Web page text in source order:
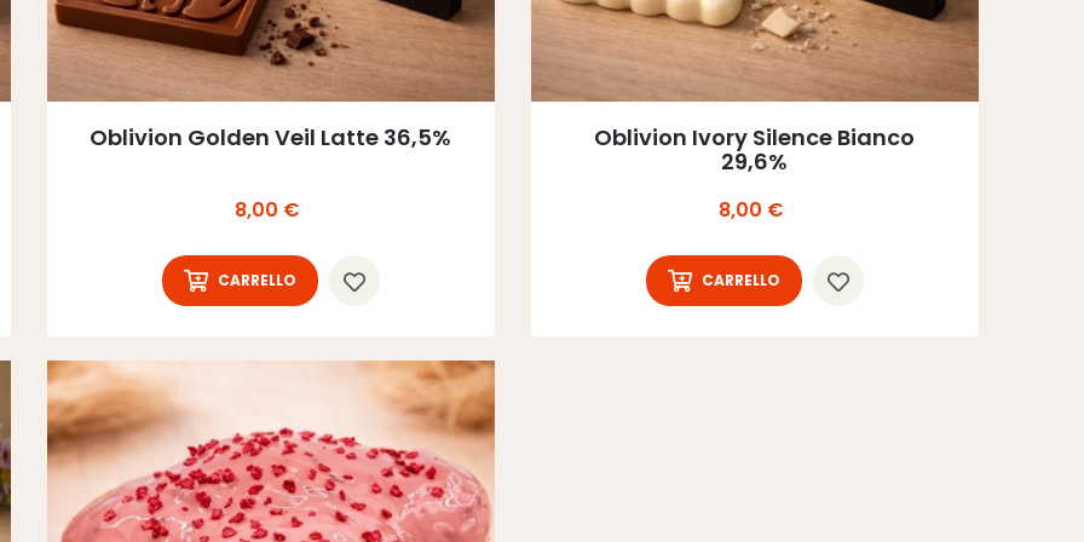
Oblivion Golden Veil Latte 36,5%
Prezzo
8,00 €
CARRELLO
Oblivion Ivory Silence Bianco
29,6%
Prezzo
8,00 €
CARRELLO